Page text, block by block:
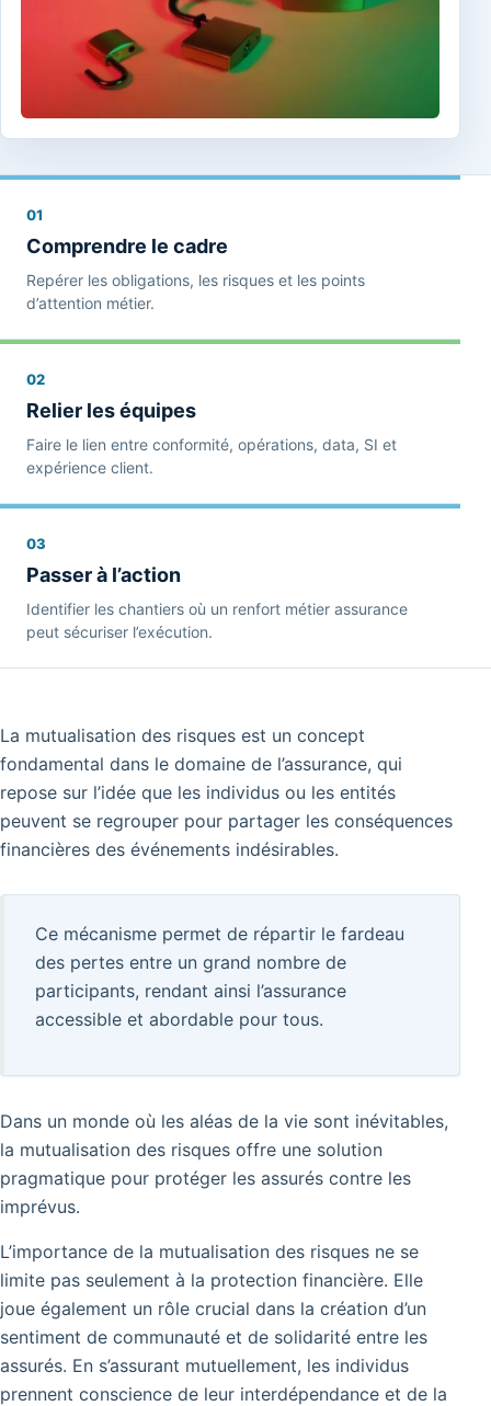
01
Comprendre le cadre
Repérer les obligations, les risques et les points
d’attention métier.
02
Relier les équipes
Faire le lien entre conformité, opérations, data, SI et
expérience client.
03
Passer à l’action
Identifier les chantiers où un renfort métier assurance
peut sécuriser l’exécution.
La mutualisation des risques est un concept
fondamental dans le domaine de l’assurance, qui
repose sur l’idée que les individus ou les entités
peuvent se regrouper pour partager les conséquences
financières des événements indésirables.
Ce mécanisme permet de répartir le fardeau
des pertes entre un grand nombre de
participants, rendant ainsi l’assurance
accessible et abordable pour tous.
Dans un monde où les aléas de la vie sont inévitables,
la mutualisation des risques offre une solution
pragmatique pour protéger les assurés contre les
imprévus.
L’importance de la mutualisation des risques ne se
limite pas seulement à la protection financière. Elle
joue également un rôle crucial dans la création d’un
sentiment de communauté et de solidarité entre les
assurés. En s’assurant mutuellement, les individus
prennent conscience de leur interdépendance et de la